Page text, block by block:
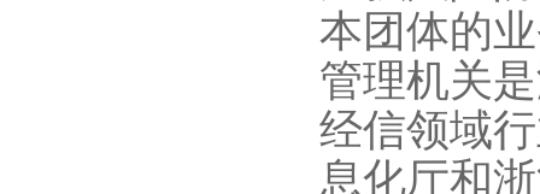
本团体的
管理机关
经信领域
息化厅和